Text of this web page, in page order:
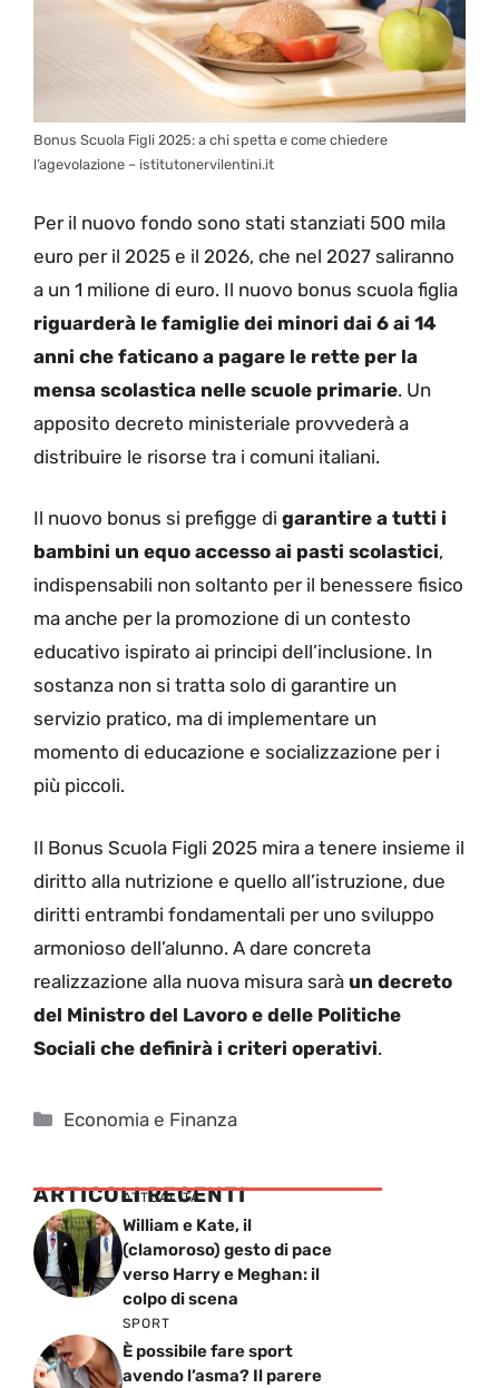
Bonus Scuola Figli 2025: a chi spetta e come chiedere
l’agevolazione – istitutonervilentini.it
Per il nuovo fondo sono stati stanziati 500 mila
euro per il 2025 e il 2026, che nel 2027 saliranno
a un 1 milione di euro. Il nuovo bonus scuola figlia
riguarderà le famiglie dei minori dai 6 ai 14
anni che faticano a pagare le rette per la
mensa scolastica nelle scuole primarie. Un
apposito decreto ministeriale provvederà a
distribuire le risorse tra i comuni italiani.
Il nuovo bonus si prefigge di garantire a tutti i
bambini un equo accesso ai pasti scolastici,
indispensabili non soltanto per il benessere fisico
ma anche per la promozione di un contesto
educativo ispirato ai principi dell’inclusione. In
sostanza non si tratta solo di garantire un
servizio pratico, ma di implementare un
momento di educazione e socializzazione per i
più piccoli.
Il Bonus Scuola Figli 2025 mira a tenere insieme il
diritto alla nutrizione e quello all’istruzione, due
diritti entrambi fondamentali per uno sviluppo
armonioso dell’alunno. A dare concreta
realizzazione alla nuova misura sarà un decreto
del Ministro del Lavoro e delle Politiche
Sociali che definirà i criteri operativi.
Categorie
Economia e Finanza
ARTICOLI RECENTI
ATTUALITÁ
William e Kate, il
(clamoroso) gesto di pace
verso Harry e Meghan: il
colpo di scena
SPORT
È possibile fare sport
avendo l’asma? Il parere